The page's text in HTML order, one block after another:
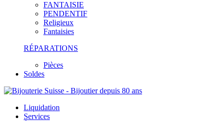
FANTAISIE
PENDENTIF
Religieux
Fantaisies
RÉPARATIONS
Pièces
Soldes
Liquidation
Services